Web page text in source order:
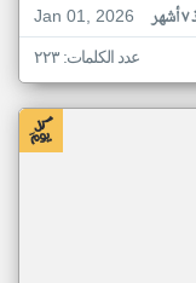
Jan 01, 2026
عدد الكلمات: ٢٢٣